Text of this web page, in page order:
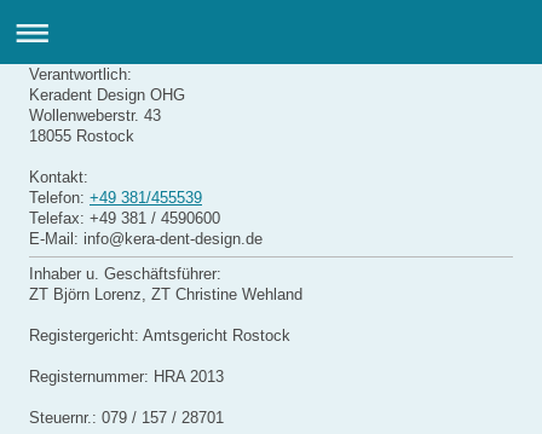
Verantwortlich:
Keradent Design OHG
Wollenweberstr. 43
18055 Rostock
Kontakt:
Telefon: +49 381/455539
Telefax: +49 381 / 4590600
E-Mail: info@kera-dent-design.de
Inhaber u. Geschäftsführer:
ZT Björn Lorenz, ZT Christine Wehland
Registergericht: Amtsgericht Rostock
Registernummer: HRA 2013
Steuernr.: 079 / 157 / 28701